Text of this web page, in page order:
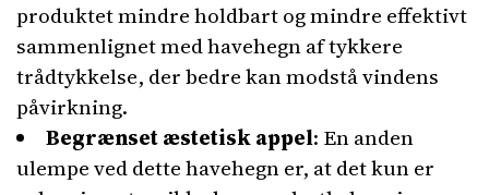
produktet mindre holdbart og mindre effektivt
sammenlignet med havehegn af tykkere
trådtykkelse, der bedre kan modstå vindens
påvirkning.
Begrænset æstetisk appel: En anden
ulempe ved dette havehegn er, at det kun er